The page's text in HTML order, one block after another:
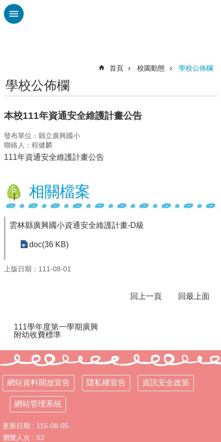
跳到主要內容區塊
認
廣
興
校
刊
專
校
園
動
態
室
校
務
化
學
校
相
網
頁
首頁 校園動態 學校公佈欄
學校公佈欄
本校111年資通安全維護計畫公告
發布單位：縣立廣興國小
聯絡人：程健麟
111年資通安全維護計畫公告
相關檔案
雲林縣廣興國小資通安全維護計畫-D級
doc(36 KB)
上版日期：111-08-01
回上一頁 回最上面
111學年度第一學期廣興
附幼收費標準
網站資料開放宣告 隱私權宣告 資訊安全政策
網站管理系統
更新日期
115-08-05
瀏覽人次
52